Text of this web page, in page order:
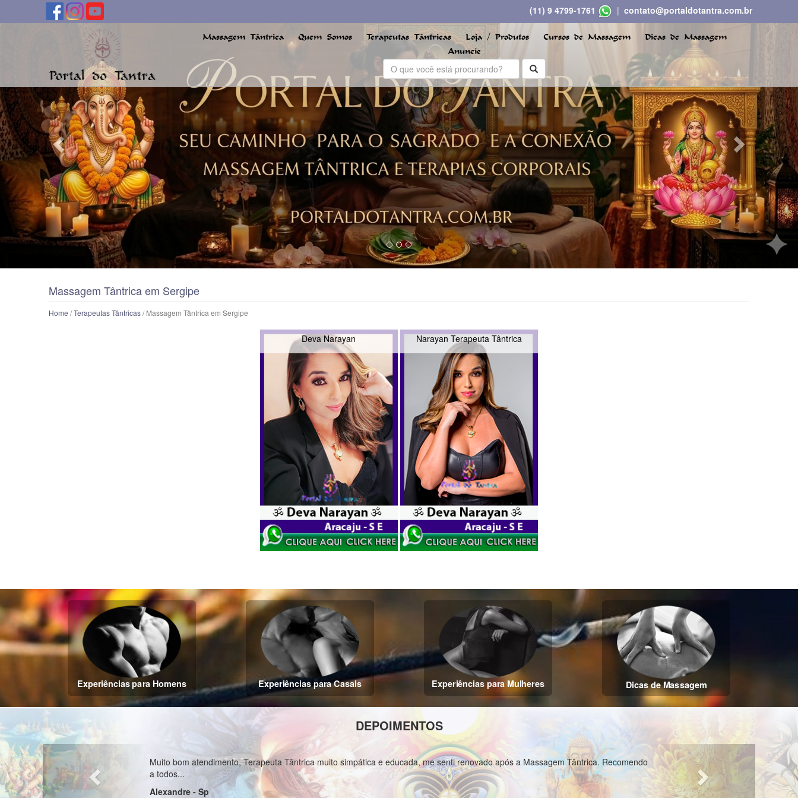
(11) 9 4799-1761 | contato@portaldotantra.com.br
Massagem Tântrica Quem Somos Terapeutas Tântricas Loja / Produtos Cursos de Massagem
Dicas de Massagem
Anuncie
Previous Next
Massagem Tântrica em Sergipe
Home /Terapeutas Tântricas/ Massagem Tântrica em Sergipe
Deva Narayan Narayan Terapeuta Tântrica
Experiências para Homens Experiências para Casais Experiências para Mulheres Dicas de Massagem
DEPOIMENTOS
Terapeuta Tântrica muito simpática e educada, me senti renovado após a Massagem Tântrica. Recomendo
ótimo site, anunciantes muito profissionais e atenciosas, recomendo
Edson da Cruz Santa Catarina Sc
Next